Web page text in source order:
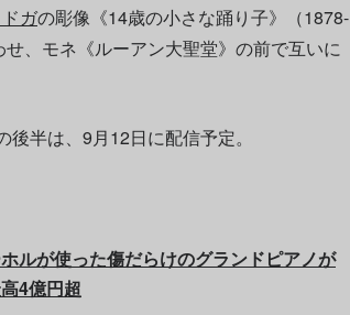
ガの彫像《14歳の小さな踊り子》（1878-
、モネ《ルーアン大聖堂》の前で互いに
後半は、9月12日に配信予定。
ルが使った傷だらけのグランドピアノが
4億円超